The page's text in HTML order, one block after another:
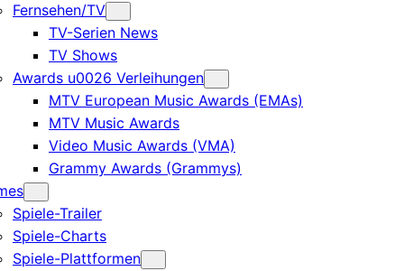
Fernsehen/TV
TV-Serien News
TV Shows
Awards u0026 Verleihungen
MTV European Music Awards (EMAs)
MTV Music Awards
Video Music Awards (VMA)
Grammy Awards (Grammys)
Spiele-Trailer
Spiele-Charts
Spiele-Plattformen